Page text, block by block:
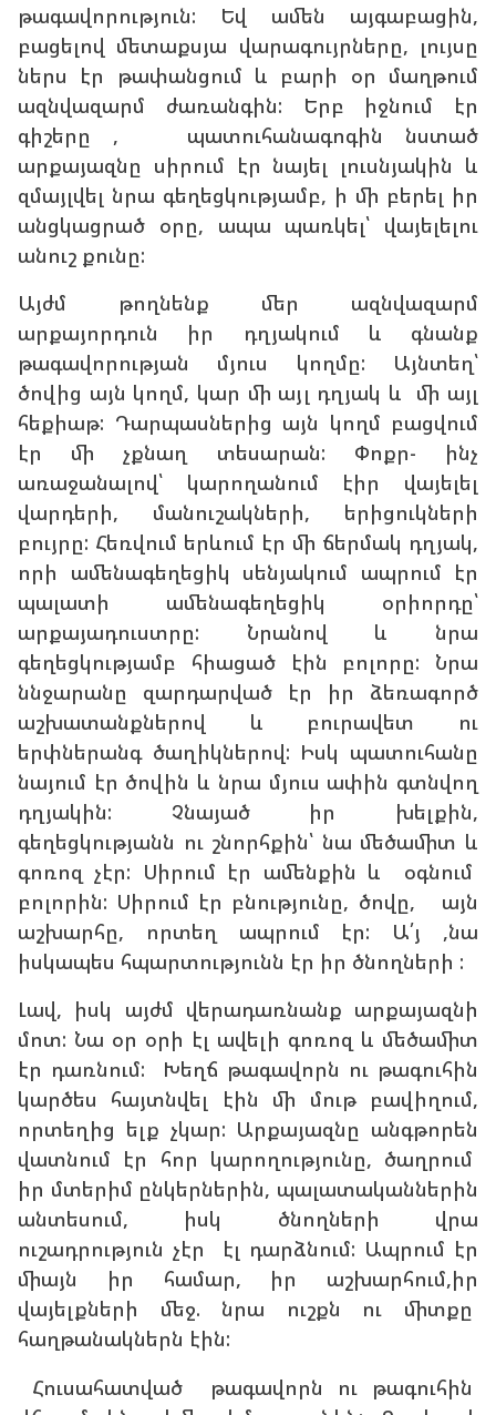
թագավորություն: Եվ ամեն այգաբացին,
բացելով մետաքսյա վարագույրները, լույսը
ներս էր թափանցում և բարի օր մաղթում
ազնվազարմ ժառանգին: Երբ իջնում էր
գիշերը , պատուհանագոգին նստած
արքայազնը սիրում էր նայել լուսնյակին և
զմայլվել նրա գեղեցկությամբ, ի մի բերել իր
անցկացրած օրը, ապա պառկել՝ վայելելու
անուշ քունը:
Այժմ թողնենք մեր ազնվազարմ
արքայորդուն իր դղյակում և գնանք
թագավորության մյուս կողմը: Այնտեղ՝
ծովից այն կողմ, կար մի այլ դղյակ և մի այլ
հեքիաթ: Դարպասներից այն կողմ բացվում
էր մի չքնաղ տեսարան: Փոքր- ինչ
առաջանալով՝ կարողանում էիր վայելել
վարդերի, մանուշակների, երիցուկների
բույրը: Հեռվում երևում էր մի ճերմակ դղյակ,
որի ամենագեղեցիկ սենյակում ապրում էր
պալատի ամենագեղեցիկ օրիորդը՝
արքայադուստրը: Նրանով և նրա
գեղեցկությամբ հիացած էին բոլորը: Նրա
ննջարանը զարդարված էր իր ձեռագործ
աշխատանքներով և բուրավետ ու
երփներանգ ծաղիկներով: Իսկ պատուհանը
նայում էր ծովին և նրա մյուս ափին գտնվող
դղյակին: Չնայած իր խելքին,
գեղեցկությանն ու շնորհքին՝ նա մեծամիտ և
գոռոզ չէր: Սիրում էր ամենքին և օգնում
բոլորին: Սիրում էր բնությունը, ծովը, այն
աշխարհը, որտեղ ապրում էր: Ա՛յ ,նա
իսկապես հպարտությունն էր իր ծնողների :
Լավ, իսկ այժմ վերադառնանք արքայազնի
մոտ: Նա օր օրի էլ ավելի գոռոզ և մեծամիտ
էր դառնում: Խեղճ թագավորն ու թագուհին
կարծես հայտնվել էին մի մութ բավիղում,
որտեղից ելք չկար: Արքայազնը անգթորեն
վատնում էր հոր կարողությունը, ծաղրում
իր մտերիմ ընկերներին, պալատականներին
անտեսում, իսկ ծնողների վրա
ուշադրություն չէր էլ դարձնում: Ապրում էր
միայն իր համար, իր աշխարհում,իր
վայելքների մեջ. նրա ուշքն ու միտքը
հաղթանակներն էին:
Հուսահատված թագավորն ու թագուհին